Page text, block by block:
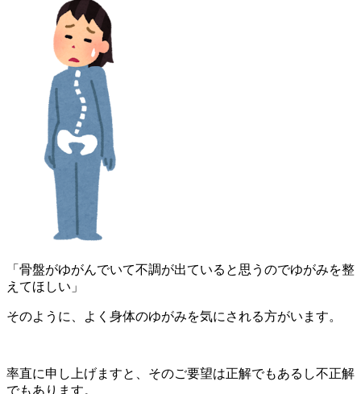
「骨盤がゆがんでいて不調が出ていると思うのでゆがみを整
えてほしい」
そのように、よく身体のゆがみを気にされる方がいます。
率直に申し上げますと、そのご要望は正解でもあるし不正解
でもあります。